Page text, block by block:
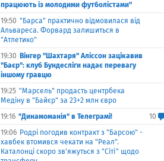
працюють із молодими футболістами"
19:50 "Барса" практично відмовилася від
Альвареса. Форвард залишиться в
"Атлетико"
19:30 Вінгер "Шахтаря" Аліссон зацікавив
"Баєр": клуб Бундесліги надає перевагу
іншому гравцю
19:25 "Марсель" продасть центрбека
Медіну в "Байєр" за 23+2 млн євро
19:16 "Динамоманія" в Телеграмі!
10
19:06 Родрі погодив контракт з "Барсою" -
хавбек втомився чекати на "Реал".
Каталонці скоро зв'яжуться з "Сіті" щодо